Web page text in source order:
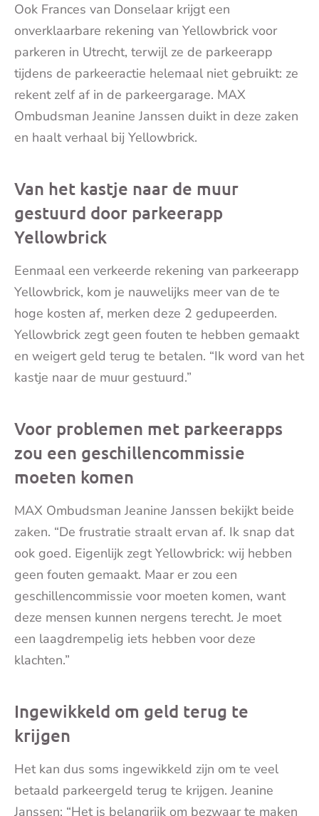
Ook Frances van Donselaar krijgt een
onverklaarbare rekening van Yellowbrick voor
parkeren in Utrecht, terwijl ze de parkeerapp
tijdens de parkeeractie helemaal niet gebruikt: ze
rekent zelf af in de parkeergarage. MAX
Ombudsman Jeanine Janssen duikt in deze zaken
en haalt verhaal bij Yellowbrick.
Van het kastje naar de muur
gestuurd door parkeerapp
Yellowbrick
Eenmaal een verkeerde rekening van parkeerapp
Yellowbrick, kom je nauwelijks meer van de te
hoge kosten af, merken deze 2 gedupeerden.
Yellowbrick zegt geen fouten te hebben gemaakt
en weigert geld terug te betalen. “Ik word van het
kastje naar de muur gestuurd.”
Voor problemen met parkeerapps
zou een geschillencommissie
moeten komen
MAX Ombudsman Jeanine Janssen bekijkt beide
zaken. “De frustratie straalt ervan af. Ik snap dat
ook goed. Eigenlijk zegt Yellowbrick: wij hebben
geen fouten gemaakt. Maar er zou een
geschillencommissie voor moeten komen, want
deze mensen kunnen nergens terecht. Je moet
een laagdrempelig iets hebben voor deze
klachten.”
Ingewikkeld om geld terug te
krijgen
Het kan dus soms ingewikkeld zijn om te veel
betaald parkeergeld terug te krijgen. Jeanine
Janssen: “Het is belangrijk om bezwaar te maken